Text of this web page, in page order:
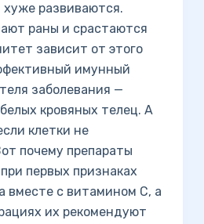
развиваются.
раны и срастаются
зависит от этого
имунный
заболевания —
кровяных телец. А
клетки не
почему препараты
первых признаках
вместе с витамином С, а
их рекомендуют